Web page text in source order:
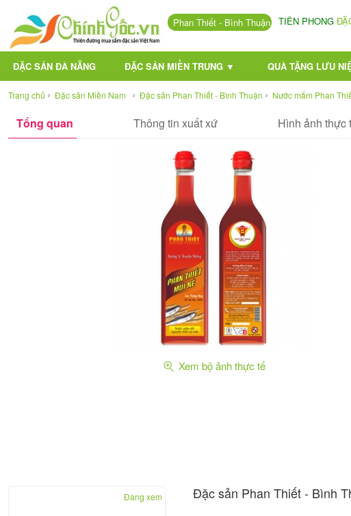
Phan Thiết - Bình Thuận TIÊN PHONG
ĐẶC SẢN ĐÀ NẴNG ĐẶC SẢN MIỀN TRUNG ▼ QUÀ TẶNG LƯU
Trang chủ › Đặc sản Miền Nam › Đặc sản Phan Thiết - Bình Thuận › Nước mắm Phan
Tổng quan Thông tin xuất xứ Hình ảnh thực
Xem bộ ảnh thực tế
Đang xem Đặc sản Phan Thiết - Bình